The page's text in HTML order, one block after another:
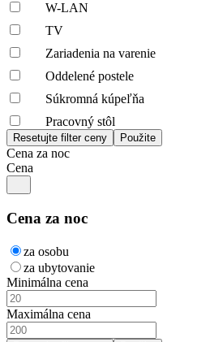
W-LAN
TV
Zariadenia na varenie
Oddelené postele
Súkromná kúpeľňa
Pracovný stôl
Cena za noc
Cena
Cena za noc
za osobu
za ubytovanie
Minimálna cena
Maximálna cena